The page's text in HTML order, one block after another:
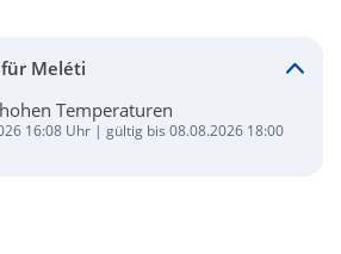
Meléti
Temperaturen
16:08 Uhr | gültig bis 08.08.2026 18:00